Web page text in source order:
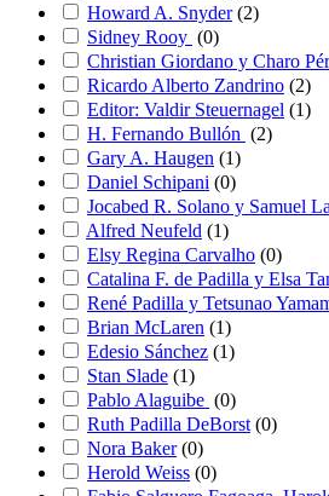
Howard A. Snyder (2)
Sidney Rooy (0)
Christian Giordano y Charo
Ricardo Alberto Zandrino (2)
Editor: Valdir Steuernagel (1)
H. Fernando Bullón (2)
Gary A. Haugen (1)
Daniel Schipani (0)
Jocabed R. Solano y Samuel
Alfred Neufeld (1)
Elsy Regina Carvalho (0)
Catalina F. de Padilla y Elsa
René Padilla y Tetsunao
Brian McLaren (1)
Edesio Sánchez (1)
Stan Slade (1)
Pablo Alaguibe (0)
Ruth Padilla DeBorst (0)
Nora Baker (0)
Herold Weiss (0)